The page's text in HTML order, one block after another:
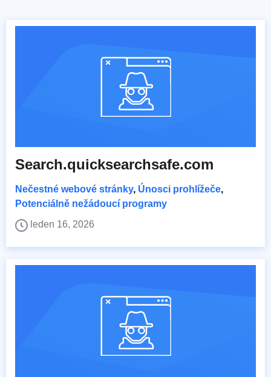
Search.quicksearchsafe.com
Nečestné webové stránky, Únosci prohlížeče,
Potenciálně nežádoucí programy
leden 16, 2026